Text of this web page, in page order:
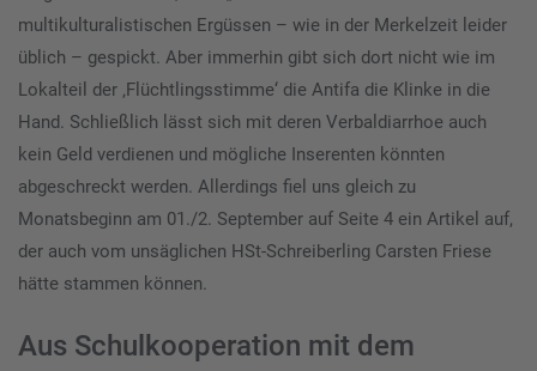
multikulturalistischen Ergüssen – wie in der Merkelzeit leider
üblich – gespickt. Aber immerhin gibt sich dort nicht wie im
Lokalteil der ‚Flüchtlingsstimme‘ die Antifa die Klinke in die
Hand. Schließlich lässt sich mit deren Verbaldiarrhoe auch
kein Geld verdienen und mögliche Inserenten könnten
abgeschreckt werden. Allerdings fiel uns gleich zu
Monatsbeginn am 01./2. September auf Seite 4 ein Artikel auf,
der auch vom unsäglichen HSt-Schreiberling Carsten Friese
hätte stammen können.
Aus Schulkooperation mit dem